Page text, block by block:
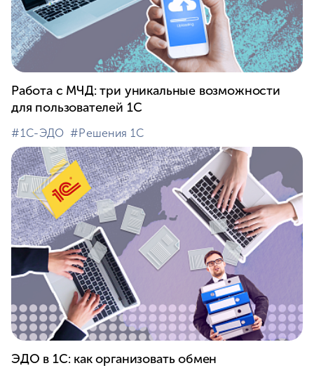
Работа с МЧД: три уникальные возможности
для пользователей 1С
#⁣1С-ЭДО #⁣Решения 1С
ЭДО в 1С: как организовать обмен